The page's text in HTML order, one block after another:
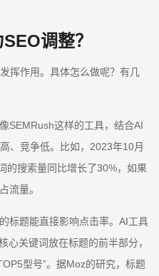
调整？
挥作用。具体怎么做呢？有几
SEMRush这样的工具，结合AI
、竞争低。比如，2023年10月
的搜索量同比增长了30%，如果
流量。
标题能直接影响点击率。AI工具
心关键词放在标题的前半部分，
型号”。据Moz的研究，标题